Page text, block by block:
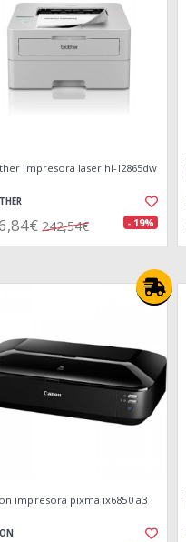
impresora laser hl-l2865dw
242,54€ - 19%
impresora pixma ix6850 a3